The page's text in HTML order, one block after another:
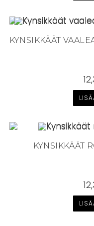
KYNSIKKÄÄT
KYNSIKKÄÄT